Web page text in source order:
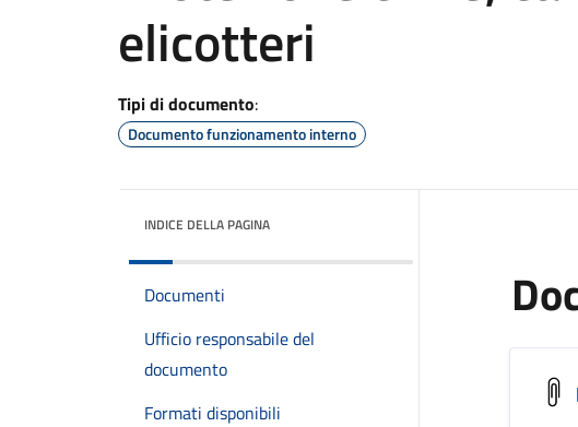
elicotteri
Tipi di documento:
Documento funzionamento interno
INDICE DELLA PAGINA
Documenti
Ufficio responsabile del
documento
Formati disponibili